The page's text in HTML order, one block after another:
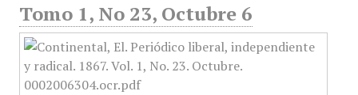
Tomo 1, No 23, Octubre 6